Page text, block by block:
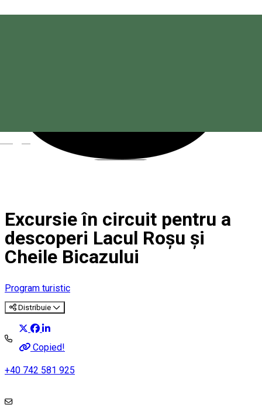
Excursie în circuit pentru a
descoperi Lacul Roșu și
Cheile Bicazului
Program turistic
Distribuie
Copied!
+40 742 581 925